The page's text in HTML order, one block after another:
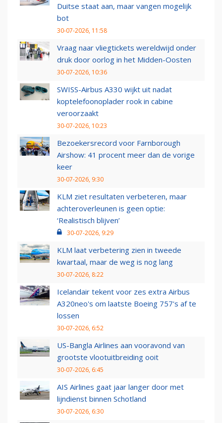
Duitse staat aan, maar vangen mogelijk
bot
30-07-2026, 11:58
Vraag naar vliegtickets wereldwijd onder
druk door oorlog in het Midden-Oosten
30-07-2026, 10:36
SWISS-Airbus A330 wijkt uit nadat
koptelefoonoplader rook in cabine
veroorzaakt
30-07-2026, 10:23
Bezoekersrecord voor Farnborough
Airshow: 41 procent meer dan de vorige
keer
30-07-2026, 9:30
KLM ziet resultaten verbeteren, maar
achteroverleunen is geen optie:
‘Realistisch blijven’
30-07-2026, 9:29
KLM laat verbetering zien in tweede
kwartaal, maar de weg is nog lang
30-07-2026, 8:22
Icelandair tekent voor zes extra Airbus
A320neo's om laatste Boeing 757's af te
lossen
30-07-2026, 6:52
US-Bangla Airlines aan vooravond van
grootste vlootuitbreiding ooit
30-07-2026, 6:45
AIS Airlines gaat jaar langer door met
lijndienst binnen Schotland
30-07-2026, 6:30